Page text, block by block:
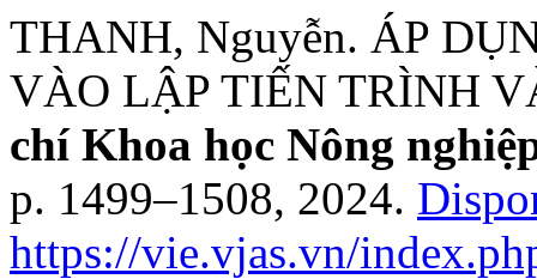
THANH, Nguyễn. ÁP
VÀO LẬP TIẾN TRÌNH
chí Khoa học Nông
p. 1499–1508, 2024.
https://vie.vjas.vn/